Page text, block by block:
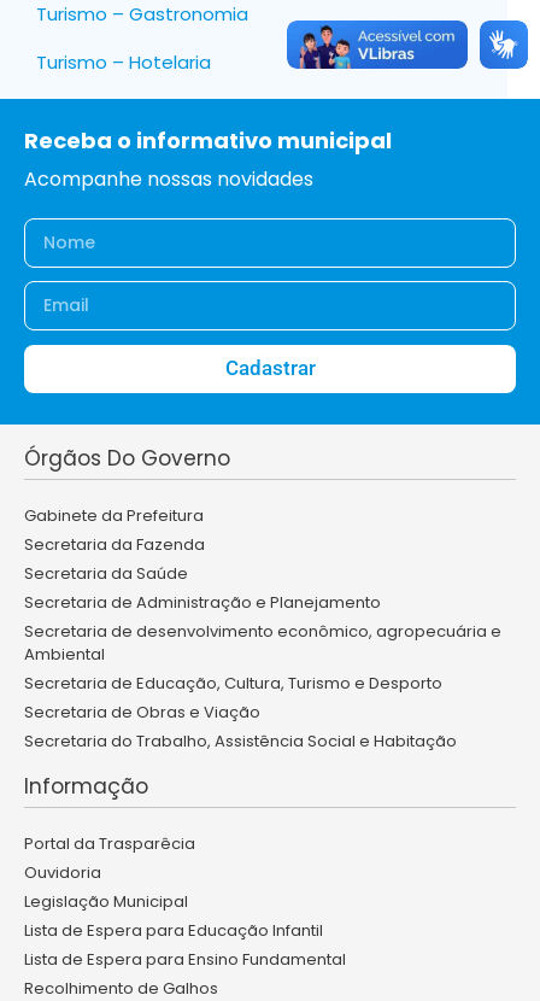
Turismo – Gastronomia
Turismo – Hotelaria
Receba o informativo municipal
Acompanhe nossas novidades
Cadastrar
Órgãos Do Governo
Gabinete da Prefeitura
Secretaria da Fazenda
Secretaria da Saúde
Secretaria de Administração e Planejamento
Secretaria de desenvolvimento econômico, agropecuária e
Ambiental
Secretaria de Educação, Cultura, Turismo e Desporto
Secretaria de Obras e Viação
Secretaria do Trabalho, Assistência Social e Habitação
Informação
Portal da Trasparêcia
Ouvidoria
Legislação Municipal
Lista de Espera para Educação Infantil
Lista de Espera para Ensino Fundamental
Recolhimento de Galhos